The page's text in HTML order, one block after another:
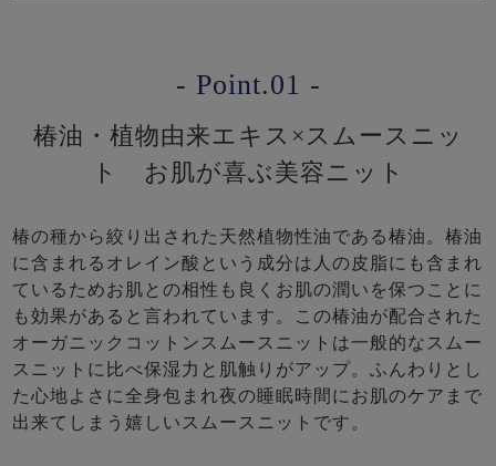
- Point.01 -
椿油・植物由来エキス×スムースニッ
ト お肌が喜ぶ美容ニット
椿の種から絞り出された天然植物性油である椿油。椿油
に含まれるオレイン酸という成分は人の皮脂にも含まれ
ているためお肌との相性も良くお肌の潤いを保つことに
も効果があると言われています。この椿油が配合された
オーガニックコットンスムースニットは一般的なスムー
スニットに比べ保湿力と肌触りがアップ。ふんわりとし
た心地よさに全身包まれ夜の睡眠時間にお肌のケアまで
出来てしまう嬉しいスムースニットです。